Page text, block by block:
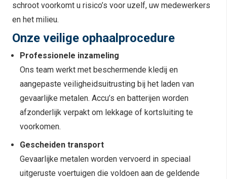
schroot voorkomt u risico’s voor uzelf, uw medewerkers
en het milieu.
Onze veilige ophaalprocedure
Professionele inzameling
Ons team werkt met beschermende kledij en
aangepaste veiligheidsuitrusting bij het laden van
gevaarlijke metalen. Accu’s en batterijen worden
afzonderlijk verpakt om lekkage of kortsluiting te
voorkomen.
Gescheiden transport
Gevaarlijke metalen worden vervoerd in speciaal
uitgeruste voertuigen die voldoen aan de geldende